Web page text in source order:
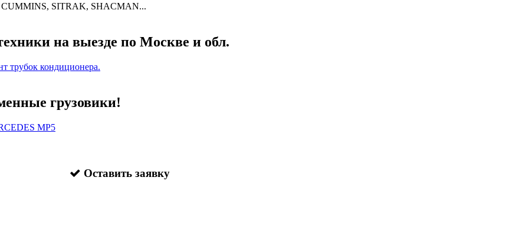
SITRAK, SHACMAN...
на выезде по Москве и обл.
трубок кондиционера.
грузовики!
MP5
Оставить заявку